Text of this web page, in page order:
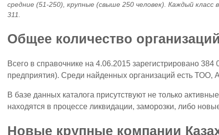
средние (51-250), крупные (свыше 250 человек). Каждый
311.
Общее количество
Всего в справочнике на 4.06.2015 зарегистрировано
предприятия). Среди найденных организаций есть
В базе данных каталога присутствуют не только
находятся в процессе ликвидации, заморозки, либо
Новые крупные компании